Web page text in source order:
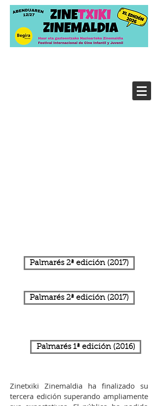
Palmarés 2ª edición (2017)
Palmarés 2ª edición (2017)
Palmarés 1ª edición (2016)
Zinetxiki Zinemaldia ha finalizado su
tercera edición superando ampliamente